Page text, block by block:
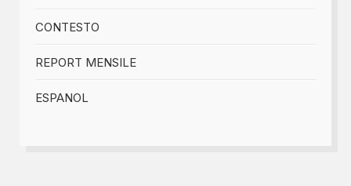
CONTESTO
REPORT MENSILE
ESPANOL